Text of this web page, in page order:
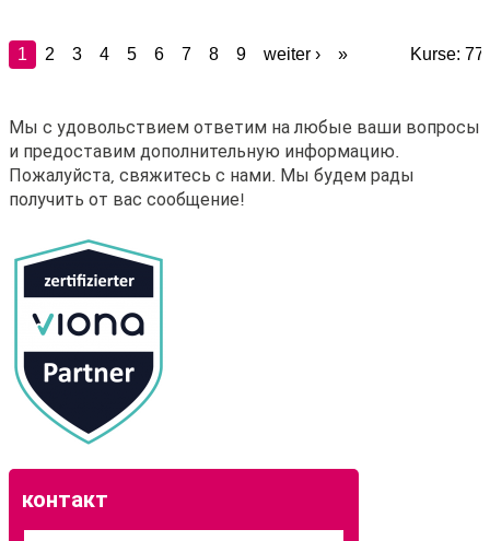
Мы с удовольствием ответим на любые ваши вопросы
и предоставим дополнительную информацию.
Пожалуйста, свяжитесь с нами. Мы будем рады
получить от вас сообщение!
контакт